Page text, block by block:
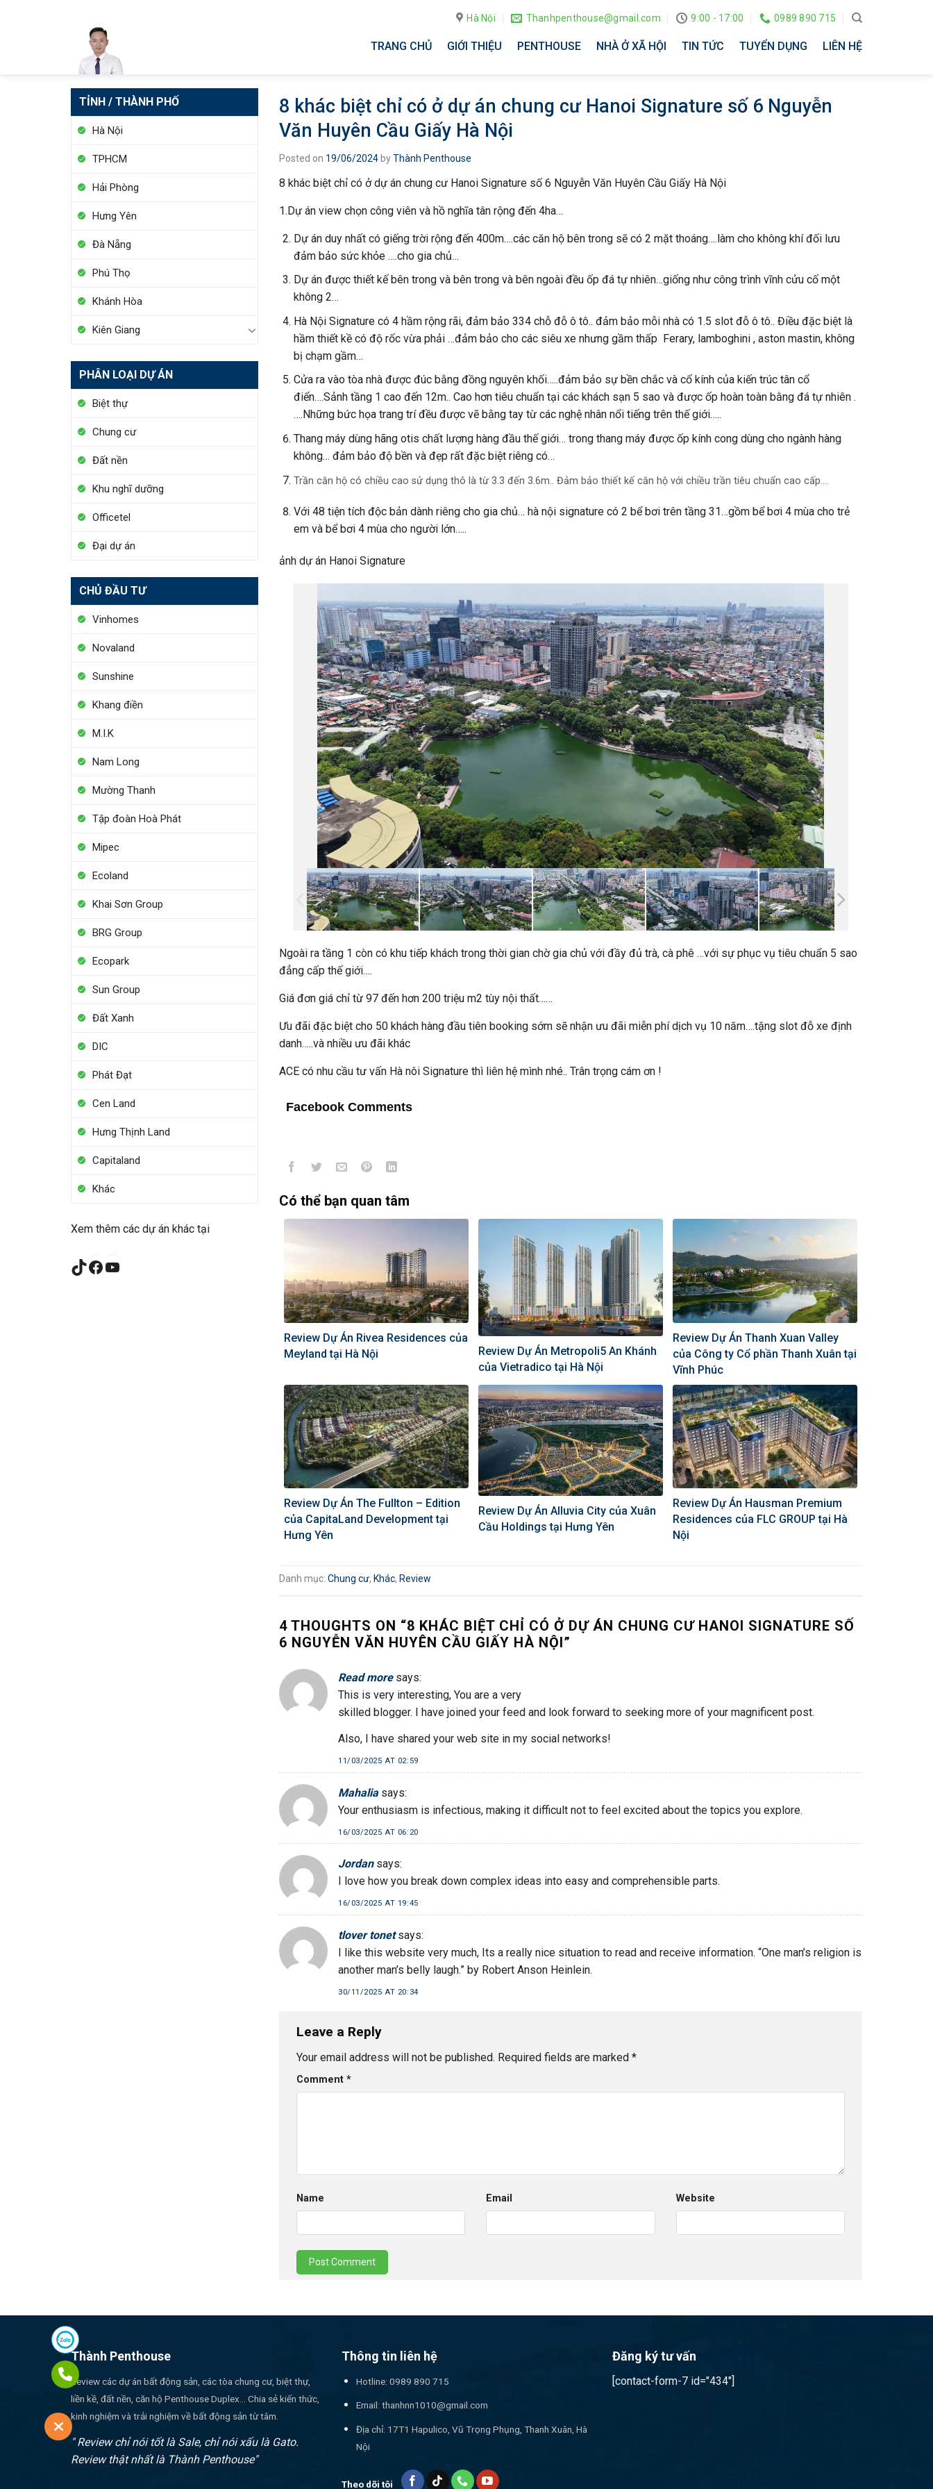
Hà Nội Thanhpenthouse@gmail.com 9:00 - 17:00 0989 890 715
TRANG CHỦ GIỚI THIỆU PENTHOUSE NHÀ Ở XÃ HỘI TIN TỨC TUYỂN DỤNG LIÊN HỆ
TỈNH / THÀNH PHỐ
Hà Nội
TPHCM
Hải Phòng
Hưng Yên
Đà Nẵng
Phú Thọ
Khánh Hòa
Kiên Giang
PHÂN LOẠI DỰ ÁN
Biệt thự
Chung cư
Đất nền
Khu nghĩ dưỡng
Officetel
Đại dự án
CHỦ ĐẦU TƯ
Vinhomes
Novaland
Sunshine
Khang điền
M.I.K
Nam Long
Mường Thanh
Tập đoàn Hoà Phát
Mipec
Ecoland
Khai Sơn Group
BRG Group
Ecopark
Sun Group
Đất Xanh
DIC
Phát Đạt
Cen Land
Hưng Thịnh Land
Capitaland
Khác
Xem thêm các dự án khác tại
TikTok
Facebook
8 khác biệt chỉ có ở dự án chung cư Hanoi Signature số 6 Nguyễn
Văn Huyên Cầu Giấy Hà Nội
Posted on 19/06/2024 byThành Penthouse
8 khác biệt chỉ có ở dự án chung cư Hanoi Signature số 6 Nguyễn Văn Huyên Cầu Giấy Hà Nội
1.Dự án view chọn công viên và hồ nghĩa tân rộng đến 4ha…
Dự án duy nhất có giếng trời rộng đến 400m….các căn hộ bên trong sẽ có 2 mặt thoáng….làm cho không khí đối lưu
đảm bảo sức khỏe ….cho gia chủ…
Dự án được thiết kế bên trong và bên trong và bên ngoài đều ốp đá tự nhiên…giống như công trình vĩnh cửu cố một
không 2…
Hà Nội Signature có 4 hầm rộng rãi, đảm bảo 334 chỗ đỗ ô tô.. đảm bảo mỗi nhà có 1.5 slot đỗ ô tô.. Điều đặc biệt là
hầm thiết kề có độ rốc vừa phải …đảm bảo cho các siêu xe nhưng gầm thấp Ferary, lamboghini , aston mastin, không
bị chạm gầm…
Cửa ra vào tòa nhà được đúc bằng đồng nguyên khối…..đảm bảo sự bền chắc và cổ kính của kiến trúc tân cổ
điển….Sảnh tầng 1 cao đến 12m.. Cao hơn tiêu chuẩn tại các khách sạn 5 sao và được ốp hoàn toàn bằng đá tự nhiên .
….Những bức họa trang trí đều được vẽ bằng tay từ các nghệ nhân nổi tiếng trên thế giới…..
Thang máy dùng hãng otis chất lượng hàng đầu thế giới… trong thang máy được ốp kính cong dùng cho ngành hàng
không… đảm bảo độ bền và đẹp rất đặc biệt riêng có…
Trần căn hộ có chiều cao sử dụng thô là từ 3.3 đến 3.6m.. Đảm bảo thiết kế căn hộ với chiều trần tiêu chuẩn cao cấp….
Với 48 tiện tích độc bản dành riêng cho gia chủ… hà nội signature có 2 bể bơi trên tầng 31…gồm bể bơi 4 mùa cho trẻ
em và bể bơi 4 mùa cho người lớn…..
ảnh dự án Hanoi Signature
Ngoài ra tầng 1 còn có khu tiếp khách trong thời gian chờ gia chủ với đầy đủ trà, cà phê …với sự phục vụ tiêu chuẩn 5 sao
đẳng cấp thế giới….
Giá đơn giá chỉ từ 97 đến hơn 200 triệu m2 tùy nội thất……
Ưu đãi đặc biệt cho 50 khách hàng đầu tiên booking sớm sẽ nhận ưu đãi miễn phí dịch vụ 10 năm….tặng slot đỗ xe định
danh…..và nhiều ưu đãi khác
ACE có nhu cầu tư vấn Hà nôi Signature thì liên hệ mình nhé.. Trân trọng cám ơn !
Facebook Comments
Có thể bạn quan tâm
Review Dự Án Rivea Residences của
Meyland tại Hà Nội
Review Dự Án Metropoli5 An Khánh
của Vietradico tại Hà Nội
Review Dự Án Thanh Xuan Valley
của Công ty Cổ phần Thanh Xuân tại
Vĩnh Phúc
Review Dự Án The Fullton – Edition
của CapitaLand Development tại
Hưng Yên
Review Dự Án Alluvia City của Xuân
Cầu Holdings tại Hưng Yên
Review Dự Án Hausman Premium
Residences của FLC GROUP tại Hà
Nội
Danh mục: Chung cư, Khác, Review
4 THOUGHTS ON “8 KHÁC BIỆT CHỈ CÓ Ở DỰ ÁN CHUNG CƯ HANOI SIGNATURE SỐ
6 NGUYỄN VĂN HUYÊN CẦU GIẤY HÀ NỘI”
Read more says:
This is very interesting, You are a very
skilled blogger. I have joined your feed and look forward to seeking more of your magnificent post.
Also, I have shared your web site in my social networks!
11/03/2025 AT 02:59
Mahalia says:
Your enthusiasm is infectious, making it difficult not to feel excited about the topics you explore.
16/03/2025 AT 06:20
Jordan says:
I love how you break down complex ideas into easy and comprehensible parts.
16/03/2025 AT 19:45
tlover tonet says:
I like this website very much, Its a really nice situation to read and receive information. “One man’s religion is
another man’s belly laugh.” by Robert Anson Heinlein.
30/11/2025 AT 20:34
Leave a Reply
Your email address will not be published. Required fields are marked *
Comment *
Name Email Website
Thành Penthouse
Review các dự án bất động sản, các tòa chung cư, biệt thự,
liền kề, đất nền, căn hộ Penthouse Duplex... Chia sẻ kiến thức,
kinh nghiệm và trải nghiệm về bất động sản từ tâm.
" Review chỉ nói tốt là Sale, chỉ nói xấu là Gato.
Review thật nhất là Thành Penthouse"
Thông tin liên hệ
Hotline: 0989 890 715
Email: thanhnn1010@gmail.com
Địa chỉ: 17T1 Hapulico, Vũ Trọng Phụng, Thanh Xuân, Hà
Nội
Theo dõi tôi
Đăng ký tư vấn
[contact-form-7 id="434"]